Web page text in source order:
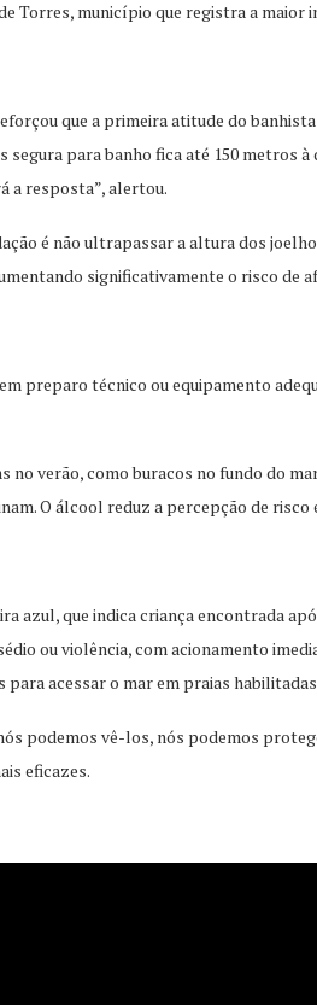
Torres, município que registra a maior
que a primeira atitude do
para banho fica até 150 metros
a resposta”, alertou.
é não ultrapassar a altura dos
significativamente o risco de
preparo técnico ou equipamento
verão, como buracos no fundo do
O álcool reduz a percepção de
azul, que indica criança encontrada
ou violência, com acionamento
acessar o mar em praias
podemos vê-los, nós podemos
eficazes.